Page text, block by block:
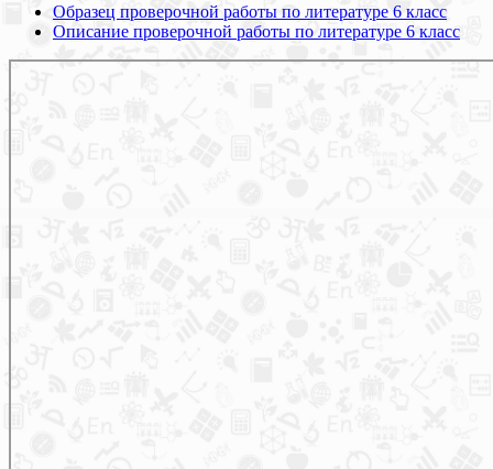
Образец проверочной работы по литературе 6 класс
Описание проверочной работы по литературе 6 класс